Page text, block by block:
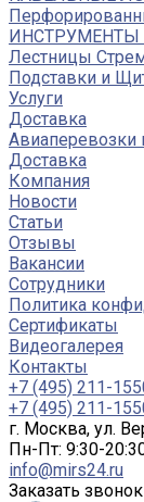
ИНСТРУМЕНТЫ
Лестницы
Подставки и
Услуги
Доставка
Авиаперевозки
Доставка
Компания
Новости
Статьи
Отзывы
Вакансии
Сотрудники
Политика
Сертификаты
Видеогалерея
Контакты
+7 (495) 211-
+7 (495) 211-
г. Москва, ул.
Пн-Пт: 9:30-
info@mirs24.ru
Заказать звонок